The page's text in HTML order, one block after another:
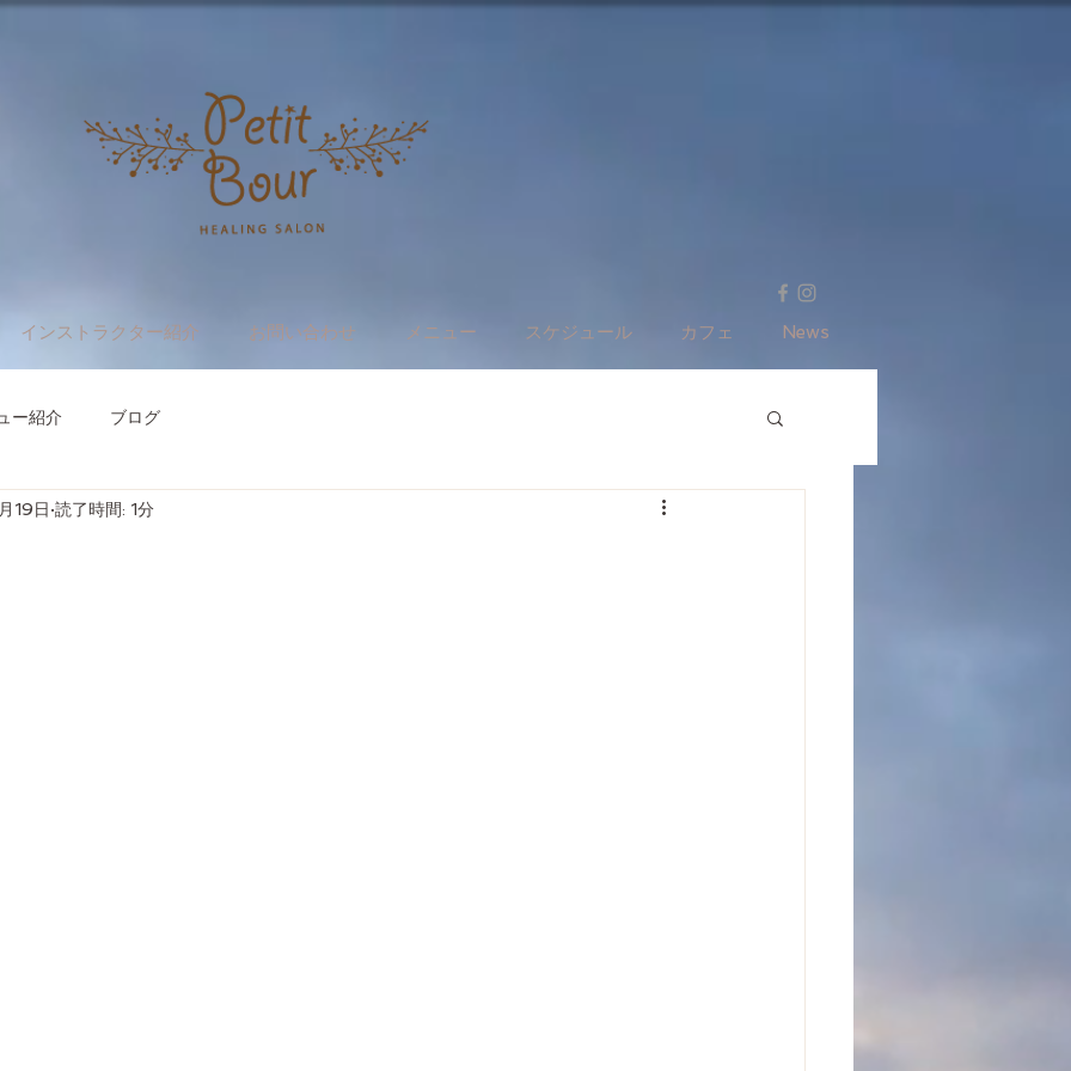
インストラクター紹介 お問い合わせ メニュー スケジュール カフェ News
ー紹介 ブログ
19日 読了時間: 1分